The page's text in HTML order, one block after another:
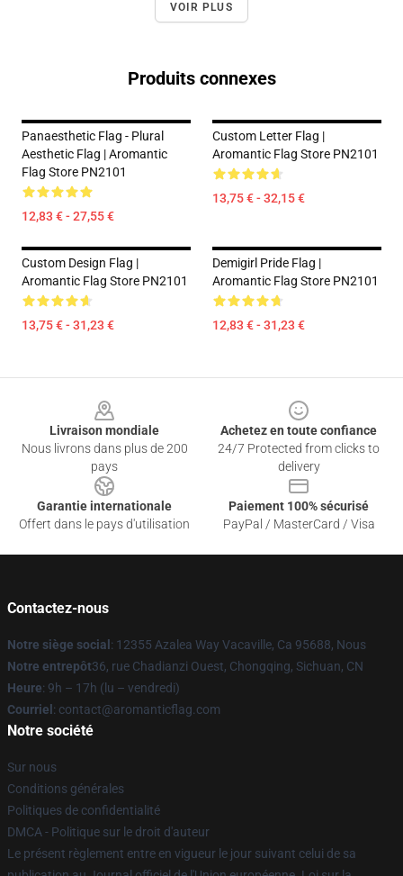
VOIR PLUS
Produits connexes
Panaesthetic Flag - Plural
Aesthetic Flag | Aromantic
Flag Store PN2101
12,83 € - 27,55 €
Custom Letter Flag |
Aromantic Flag Store PN2101
13,75 € - 32,15 €
Custom Design Flag |
Aromantic Flag Store PN2101
13,75 € - 31,23 €
Demigirl Pride Flag |
Aromantic Flag Store PN2101
12,83 € - 31,23 €
Livraison mondiale
Nous livrons dans plus de 200
pays
Achetez en toute confiance
24/7 Protected from clicks to
delivery
Garantie internationale
Offert dans le pays d'utilisation
Paiement 100% sécurisé
PayPal / MasterCard / Visa
Contactez-nous
Notre siège social : 12355 Azalea Way Vacaville, Ca 95688, Nous
Notre entrepôt36, rue Chadianzi Ouest, Chongqing, Sichuan, CN
Heure: 9h – 17h (lu – vendredi)
Courriel : contact@aromanticflag.com
Notre société
Sur nous
Conditions générales
Politiques de confidentialité
DMCA - Politique sur le droit d'auteur
Le présent règlement entre en vigueur le jour suivant celui de sa